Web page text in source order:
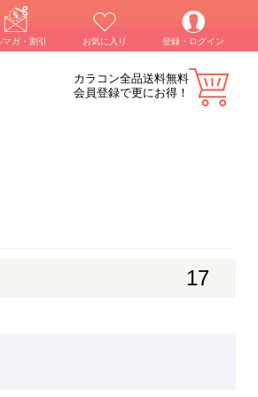
マガ・割引 お気に入り 登録・ログイン
カラコン全品送料無料
会員登録で更にお得！
17